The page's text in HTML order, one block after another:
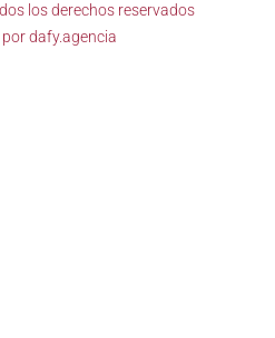
los derechos reservados
pordafy.agencia